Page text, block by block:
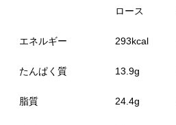
ロース
エネルギー 293kcal
たんぱく質 13.9g
脂質 24.4g